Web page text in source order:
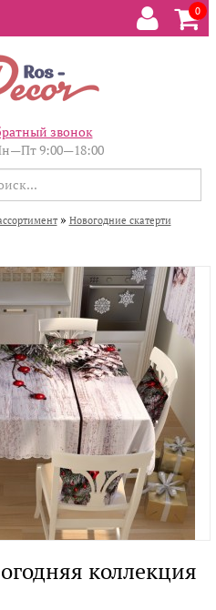
0
звонок
9:00—18:00
» Новогодние скатерти
коллекция